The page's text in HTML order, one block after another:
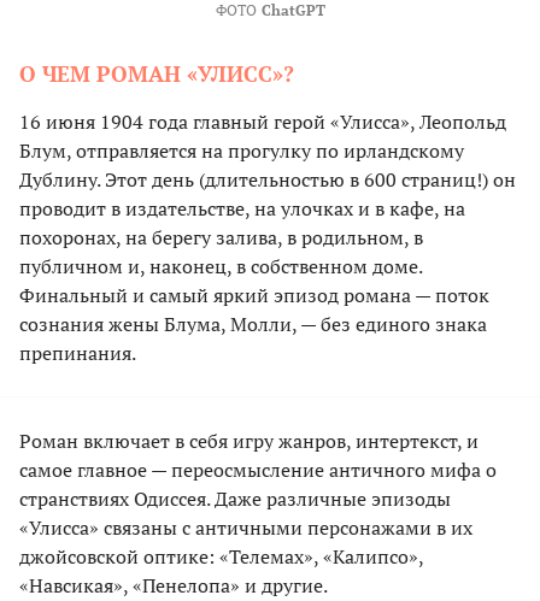
ФОТО ChatGPT
О ЧЕМ РОМАН «УЛИСС»?
16 июня 1904 года главный герой «Улисса», Леопольд
Блум, отправляется на прогулку по ирландскому
Дублину. Этот день (длительностью в 600 страниц!) он
проводит в издательстве, на улочках и в кафе, на
похоронах, на берегу залива, в родильном, в
публичном и, наконец, в собственном доме.
Финальный и самый яркий эпизод романа — поток
сознания жены Блума, Молли, — без единого знака
препинания.
Роман включает в себя игру жанров, интертекст, и
самое главное — переосмысление античного мифа о
странствиях Одиссея. Даже различные эпизоды
«Улисса» связаны с античными персонажами в их
джойсовской оптике: «Телемах», «Калипсо»,
«Навсикая», «Пенелопа» и другие.